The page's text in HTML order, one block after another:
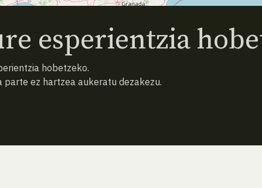
esperientzia
hobetzeko.
parte ez hartzea aukeratu dezakezu.